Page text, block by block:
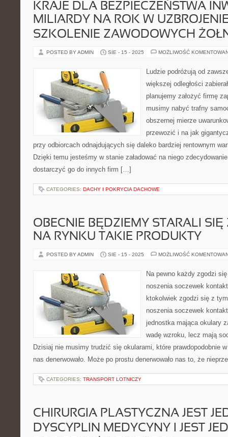
KRAJE DLA BEZPIECZEŃSTWA
MILIARDY NA ROK W
SZKOLENIE ZAWODOWYCH
POSTED BY ADMIN SIE - 15 - 2025 MOŻLIWOŚĆ
Ludzie podróżują od
większej odległości
planujemy założyć firmę
musimy nabyć trafny
obszernej mierze
przewozić i na jak
przy odbiorcach odnajdujących się daleko bardziej rentownym
Dzięki temu jesteśmy w stanie załadować na niego
dostarczyć go do innych firm […]
CATEGORIES: DACHY I POKRYCIA DACHOWE
OBECNIE BĘDZIEMY STARALI
NA RYNKU TAKIE PRODUKTY
POSTED BY ADMIN SIE - 15 - 2025 MOŻLIWOŚĆ
Na pewno każdy zgodzi
noszenia soczewek
ktokolwiek zgodzi się z
noszenia soczewek
jednostka mająca okulary
wadę wzroku, lecz mają
Dzisiaj nie musimy trudzić się okularami, które prawdopodobnie
nas denerwowało. Może po prostu denerwowało nas to, że
CATEGORIES: TRANSPORT LOTNICZY
CHIRURGIA PLASTYCZNA JEST
DYSCYPLIN MEDYCYNY I JEST